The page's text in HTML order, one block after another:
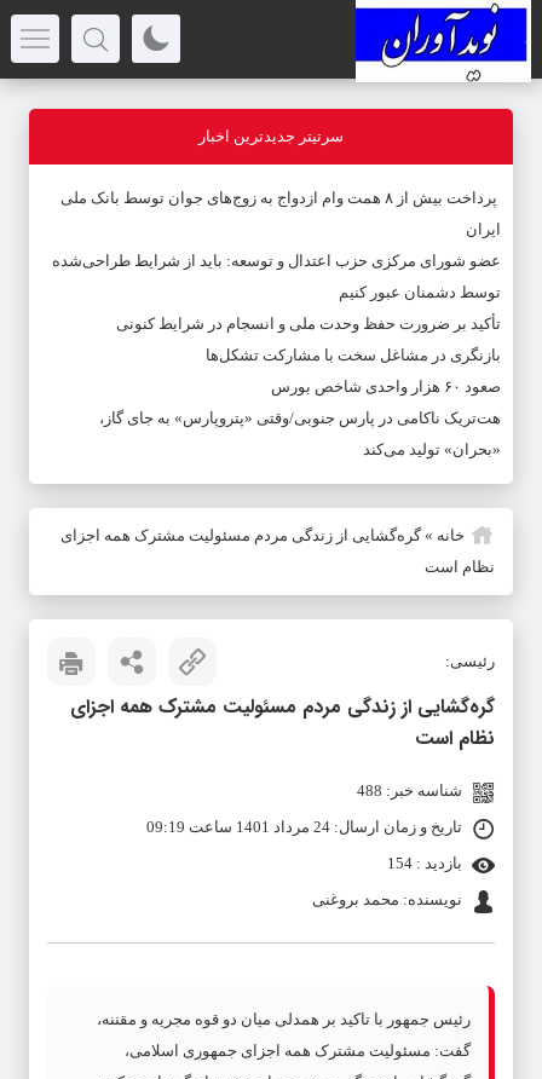
سرتیتر جدیدترین اخبار
پرداخت بیش از ۸ همت وام ازدواج به زوج‌های جوان توسط بانک ملی
ایران
عضو شورای مرکزی حزب اعتدال و توسعه: باید از شرایط طراحی‌شده
توسط دشمنان عبور کنیم
تأکید بر ضرورت حفظ وحدت ملی و انسجام در شرایط کنونی
بازنگری در مشاغل سخت با مشارکت تشکل‌ها
صعود ۶۰ هزار واحدی شاخص بورس
هت‌تریک ناکامی در پارس جنوبی/وقتی «پتروپارس» به جای گاز،
«بحران» تولید می‌کند
خانه »گره‌گشایی از زندگی مردم مسئولیت مشترک همه اجزای
نظام است
رئیسی:
گره‌گشایی از زندگی مردم مسئولیت مشترک همه اجزای
نظام است
شناسه خبر: 488
تاریخ و زمان ارسال: 24 مرداد 1401 ساعت 09:19
بازدید : 154
نویسنده: محمد بروغنی
رئیس جمهور با تاکید بر همدلی میان دو قوه مجریه و مقننه،
گفت: مسئولیت مشترک همه اجزای جمهوری اسلامی،